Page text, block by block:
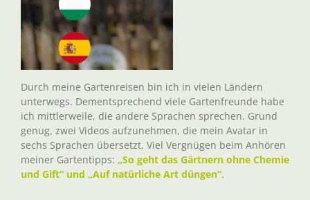
Durch meine Gartenreisen bin ich in vielen Ländern
unterwegs. Dementsprechend viele Gartenfreunde habe
ich mittlerweile, die andere Sprachen sprechen. Grund
genug, zwei Videos aufzunehmen, die mein Avatar in
sechs Sprachen übersetzt. Viel Vergnügen beim Anhören
meiner Gartentipps: „So geht das Gärtnern ohne Chemie
und Gift“ und „Auf natürliche Art düngen“.